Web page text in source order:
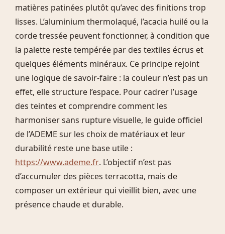
matières patinées plutôt qu’avec des finitions trop
lisses. L’aluminium thermolaqué, l’acacia huilé ou la
corde tressée peuvent fonctionner, à condition que
la palette reste tempérée par des textiles écrus et
quelques éléments minéraux. Ce principe rejoint
une logique de savoir-faire : la couleur n’est pas un
effet, elle structure l’espace. Pour cadrer l’usage
des teintes et comprendre comment les
harmoniser sans rupture visuelle, le guide officiel
de l’ADEME sur les choix de matériaux et leur
durabilité reste une base utile :
https://www.ademe.fr. L’objectif n’est pas
d’accumuler des pièces terracotta, mais de
composer un extérieur qui vieillit bien, avec une
présence chaude et durable.